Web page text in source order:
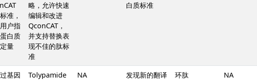
准，
户指
白质
量
略，允许快速
编辑和改进
QconCAT，
并支持替换表
现不佳的肽标
准
白质标准
基因
Tolypamide
NA
发现新的翻译
环肽
NA